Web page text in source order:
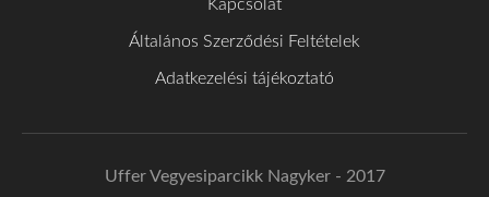
Kapcsolat
Általános Szerződési Feltételek
Adatkezelési tájékoztató
Uffer Vegyesiparcikk Nagyker - 2017